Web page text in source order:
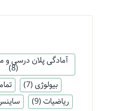
آمادگی پلان درسی
(8)
بیولوژی (7)
ریاضیات (9)